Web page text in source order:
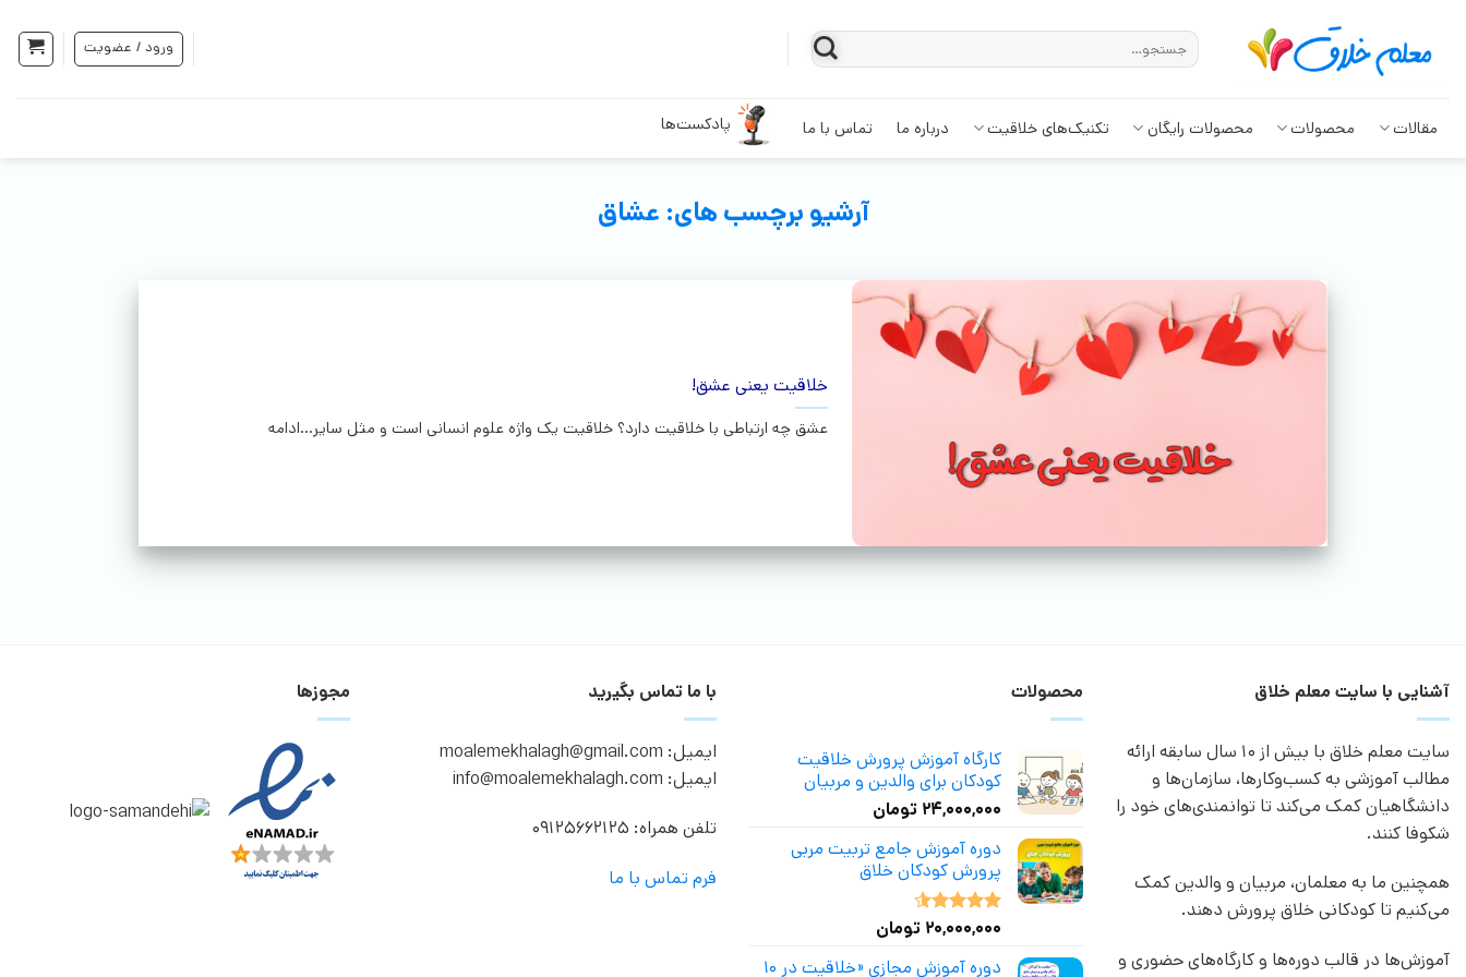
ورود / عضویت
مقالات محصولات محصولات رایگان تکنیک‌های خلاقیت درباره ما تماس با ما پادکست‌ها
آرشیو برچسب های: عشاق
خلاقیت یعنی عشق!
عشق چه ارتباطی با خلاقیت دارد؟ خلاقیت یک واژه علوم انسانی است و مثل سایر...ادامه
آشنایی با سایت معلم خلاق
سایت معلم خلاق با بیش از 10 سال سابقه ارائه
مطالب آموزشی به کسب‌وکارها، سازمان‌ها و
دانشگاهیان کمک می‌کند تا توانمندی‌های خود را
شکوفا کنند.
همچنین ما به معلمان، مربیان و والدین کمک
می‌کنیم تا کودکانی خلاق پرورش دهند.
آموزش‌ها در قالب دوره‌ها و کارگاه‌های حضوری و
محصولات
کارگاه آموزش پرورش خلاقیت
کودکان برای والدین و مربیان
۲۴,۰۰۰,۰۰۰ تومان
دوره آموزش جامع تربیت مربی
پرورش کودکان خلاق
نمره4.50
۲۰,۰۰۰,۰۰۰ تومان
دوره آموزش مجازی «خلاقیت در ۱۰
با ما تماس بگیرید
ایمیل: moalemekhalagh@gmail.com
ایمیل: info@moalemekhalagh.com
تلفن همراه: 09125662125
فرم تماس با ما
مجوزها